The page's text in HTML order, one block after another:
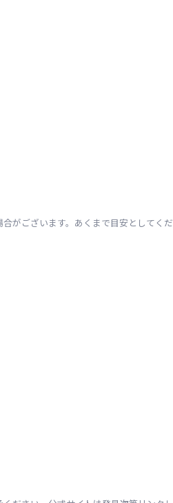
がございます。あくまで目安としてくだ